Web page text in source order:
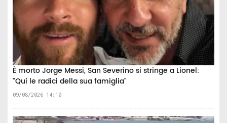
È morto Jorge Messi, San Severino si stringe a Lionel:
"Qui le radici della sua famiglia"
09/08/2026 14:10